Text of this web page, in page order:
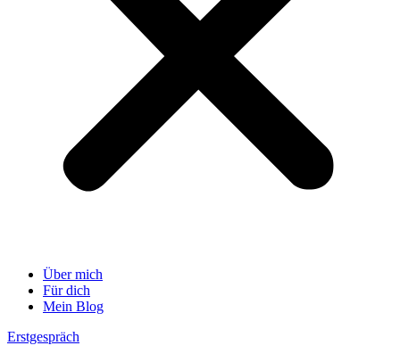
Über mich
Für dich
Mein Blog
Erstgespräch